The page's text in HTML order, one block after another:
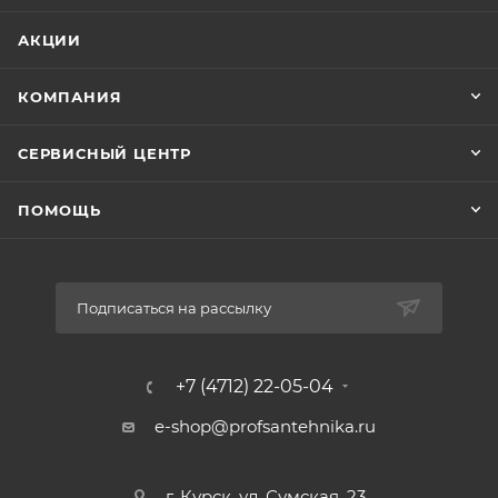
универсальная
пристенная
Россия
боковое
приобретается отдельно
приобретается отдельно
АКЦИИ
КОМПАНИЯ
СЕРВИСНЫЙ ЦЕНТР
ПОМОЩЬ
Подписаться на рассылку
+7 (4712) 22-05-04
e-shop@profsantehnika.ru